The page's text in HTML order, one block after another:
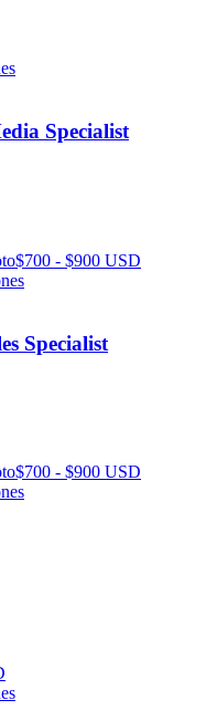
Specialist
$700 - $900 USD
Specialist
$700 - $900 USD